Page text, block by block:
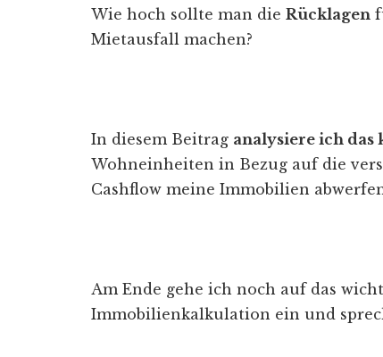
Wie hoch sollte man die Rücklagen
Mietausfall machen?
In diesem Beitrag analysiere ich
Wohneinheiten in Bezug auf die
Cashflow meine Immobilien
Am Ende gehe ich noch auf das
Immobilienkalkulation ein und